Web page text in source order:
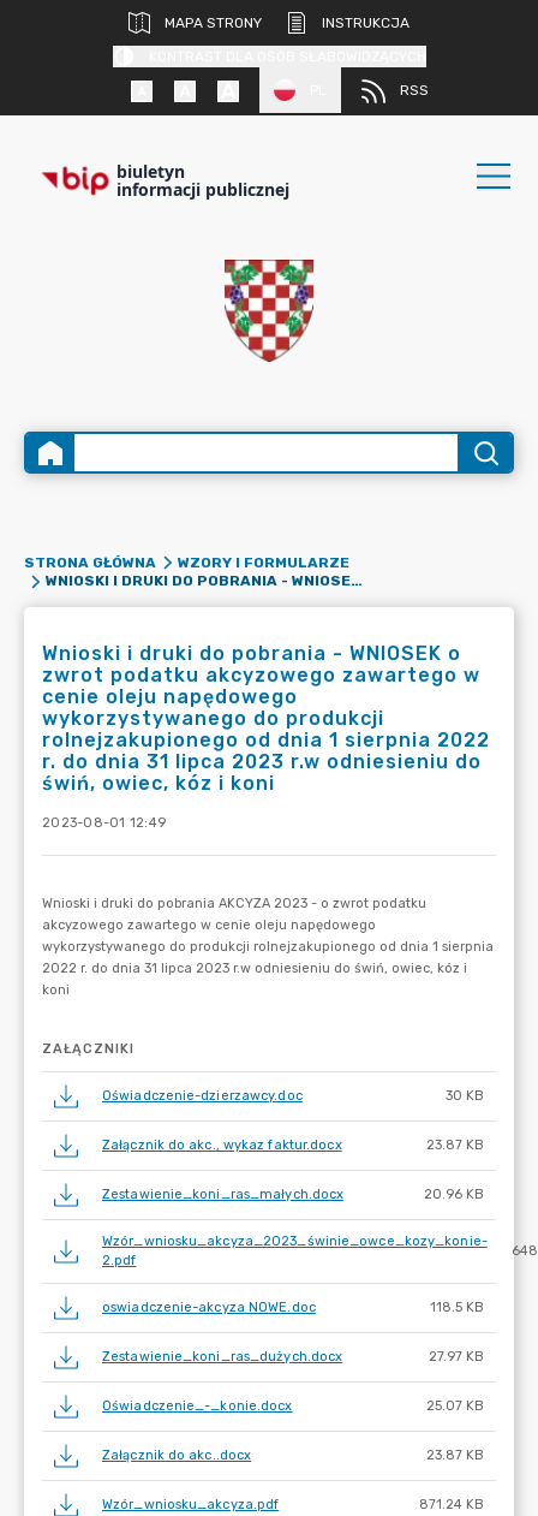
MAPA STRONY
INSTRUKCJA
RSS
biuletyn
informacji publicznej
STRONA GŁÓWNA
WZORY I FORMULARZE
WNIOSKI I DRUKI DO POBRANIA - WNIOSEK O ZWROT PODATKU AKCYZOWEGO ZAWARTEGO W CENIE OLEJU NAPĘDOWEGO WYKORZYSTYWANEGO DO PRODUKCJI ROLNEJZAKUPIONEGO OD DNIA 1 SIERPNIA 2022 R. DO DNIA 31 LIPCA 2023 R.W ODNIESIENIU DO ŚWIŃ, OWIEC, KÓZ I KONI
Wnioski i druki do pobrania - WNIOSEK o
zwrot podatku akcyzowego zawartego w
cenie oleju napędowego
wykorzystywanego do produkcji
rolnejzakupionego od dnia 1 sierpnia 2022
r. do dnia 31 lipca 2023 r.w odniesieniu do
świń, owiec, kóz i koni
2023-08-01 12:49
ZAŁĄCZNIKI
Oświadczenie-dzierzawcy.doc 30 KB
Załącznik do akc., wykaz faktur.docx 23.87 KB
Zestawienie_koni_ras_małych.docx 20.96 KB
Wzór_wniosku_akcyza_2023_świnie_owce_kozy_konie-
2.pdf
oswiadczenie-akcyza NOWE.doc 118.5 KB
Zestawienie_koni_ras_dużych.docx 27.97 KB
Oświadczenie_-_konie.docx 25.07 KB
Załącznik do akc..docx 23.87 KB
Wzór_wniosku_akcyza.pdf 871.24 KB